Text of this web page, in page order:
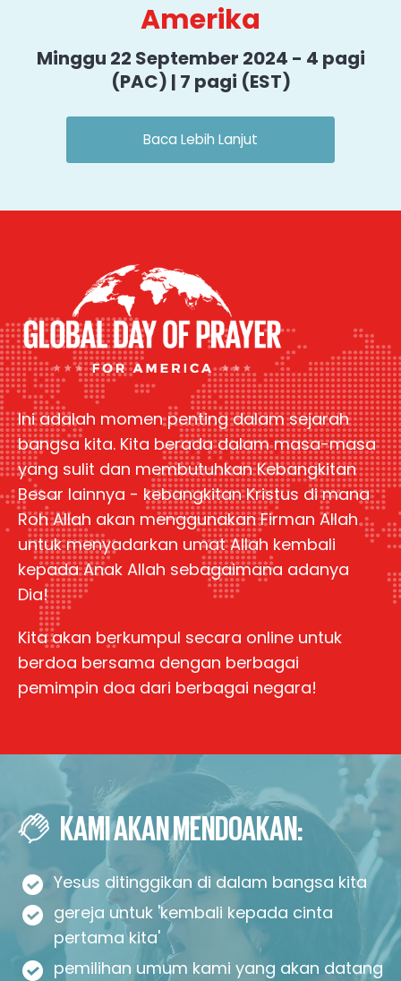
Amerika
Minggu 22 September 2024 - 4 pagi
(PAC) | 7 pagi (EST)
Baca Lebih Lanjut
Ini adalah momen penting dalam sejarah
bangsa kita. Kita berada dalam masa-masa
yang sulit dan membutuhkan Kebangkitan
Besar lainnya - kebangkitan Kristus di mana
Roh Allah akan menggunakan Firman Allah
untuk menyadarkan umat Allah kembali
kepada Anak Allah sebagaimana adanya
Dia!
Kita akan berkumpul secara online untuk
berdoa bersama dengan berbagai
pemimpin doa dari berbagai negara!
KAMI AKAN MENDOAKAN:
Yesus ditinggikan di dalam bangsa kita
gereja untuk 'kembali kepada cinta
pertama kita'
pemilihan umum kami yang akan datang